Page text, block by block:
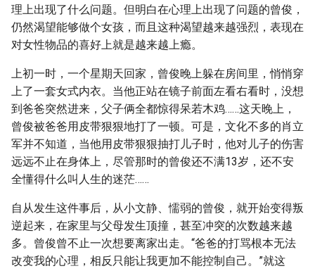
理上出现了什么问题。但明白在心理上出现了问题的曾俊，
仍然渴望能够做个女孩，而且这种渴望越来越强烈，表现在
对女性物品的喜好上就是越来越上瘾。
上初一时，一个星期天回家，曾俊晚上躲在房间里，悄悄穿
上了一套女式内衣。当他正站在镜子前面左看右看时，没想
到爸爸突然进来，父子俩全都惊得呆若木鸡……这天晚上，
曾俊被爸爸用皮带狠狠地打了一顿。可是，文化不多的肖立
军并不知道，当他用皮带狠狠抽打儿子时，他对儿子的伤害
远远不止在身体上，尽管那时的曾俊还不满13岁，还不安
全懂得什么叫人生的迷茫……
自从发生这件事后，从小文静、懦弱的曾俊，就开始变得叛
逆起来，在家里与父母发生顶撞，甚至冲突的次数越来越
多。曾俊曾不止一次想要离家出走。“爸爸的打骂根本无法
改变我的心理，相反只能让我更加不能控制自己。”就这